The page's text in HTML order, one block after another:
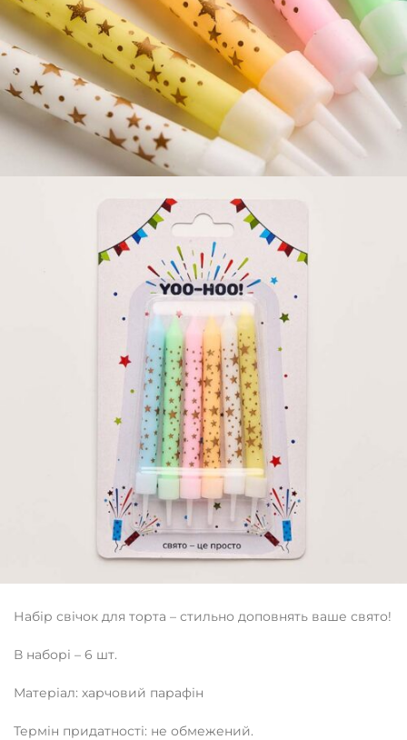
Набір свічок для торта – стильно доповнять ваше свято!
В наборі – 6 шт.
Матеріал: харчовий парафін
Термін придатності: не обмежений.